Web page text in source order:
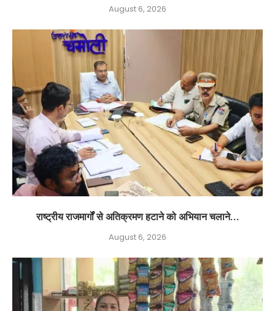
August 6, 2026
राष्ट्रीय राजमार्गों से अतिक्रमण हटाने को अभियान चलाने...
August 6, 2026